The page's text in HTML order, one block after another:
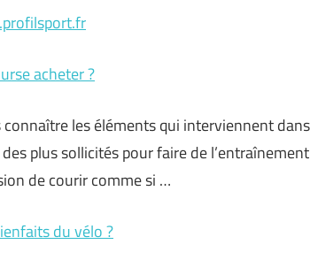
acheter ?
les éléments qui interviennent
plus sollicités pour faire de
de courir comme si …
du vélo ?